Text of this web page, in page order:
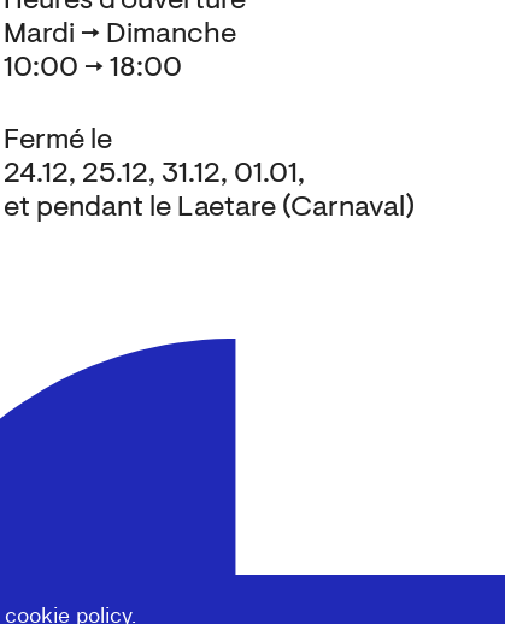
cookie policy.
Mardi → Dimanche
10:00 → 18:00
Fermé le
24.12, 25.12, 31.12, 01.01,
et pendant le Laetare (Carnaval)